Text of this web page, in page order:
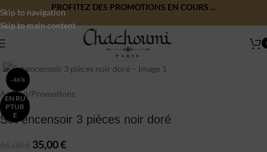
Skip to navigation
Skip to main content
PROFITEZ DES PROMOTIONS EN COURS ...
-46%
EN RU
PTUR
E
Accueil/Promotions
Set encensoir 3 pièces noir doré
35,00€